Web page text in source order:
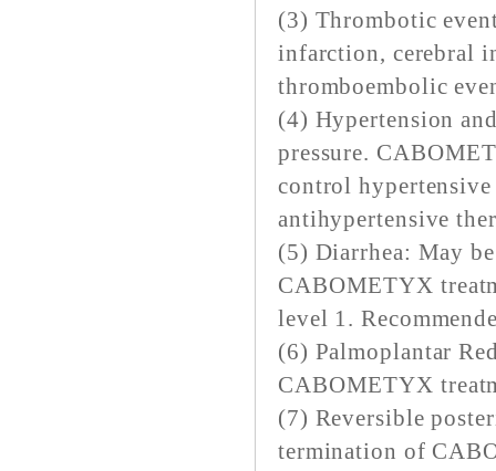
(3) Thrombotic
infarction, cerebral
thromboembolic
(4) Hypertension
pressure.
control
antihypertensive
(5) Diarrhea: May
CABOMETYX
level 1.
(6) Palmoplantar
CABOMETYX
(7) Reversible
termination of